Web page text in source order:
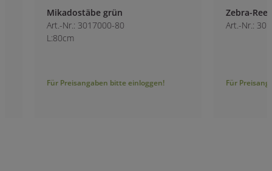
Mikadostäbe grün
Art.-Nr.: 3017000-80
Für Preisangaben bitte einloggen!
Zebra-Reed natur
Art.-Nr.: 3018000
Für Preisangaben